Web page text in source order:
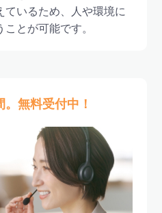
ているため、人や環境に
とが可能です。
無料受付中！